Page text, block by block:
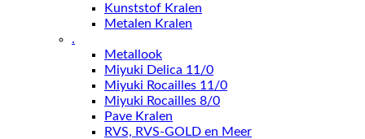
Kunststof Kralen
Metalen Kralen
.
Metallook
Miyuki Delica 11/0
Miyuki Rocailles 11/0
Miyuki Rocailles 8/0
Pave Kralen
RVS, RVS-GOLD en Meer